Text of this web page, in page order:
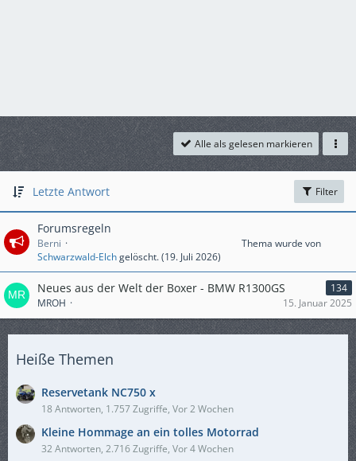
Alle als gelesen markieren
Letzte Antwort Filter
Forumsregeln
Berni
Thema wurde von
Schwarzwald-Elchgelöscht. (19. Juli 2026)
Neues aus der Welt der Boxer - BMW R1300GS
134
MROH
15. Januar 2025
Heiße Themen
Reservetank NC750 x
18 Antworten, 1.757 Zugriffe, Vor 2 Wochen
Kleine Hommage an ein tolles Motorrad
32 Antworten, 2.716 Zugriffe, Vor 4 Wochen